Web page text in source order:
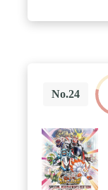
No.24